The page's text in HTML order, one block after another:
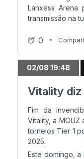
26/07 16:12
Vitality entra
26/07 14:02
26/07 13:53
Falcons
Lanxess Arena
transmissão na
0
02/08 19:48
Vitality diz
Fim da
Vitality, a MOUZ
torneios Tier 1
2025.
Este domingo, a